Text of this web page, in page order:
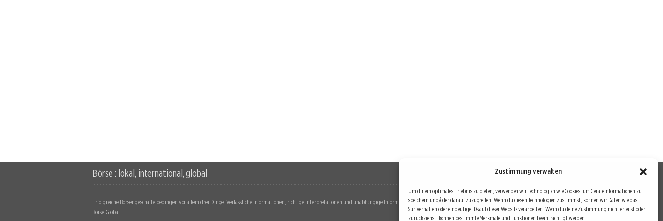
Zustimmung verwalten
Um dir ein optimales Erlebnis zu bieten, verwenden wir Technologien wie Cookies, um Geräteinformationen zu
speichern und/oder darauf zuzugreifen. Wenn du diesen Technologien zustimmst, können wir Daten wie das
Surfverhalten oder eindeutige IDs auf dieser Website verarbeiten. Wenn du deine Zustimmung nicht erteilst oder
zurückziehst, können bestimmte Merkmale und Funktionen beeinträchtigt werden.
Börse : lokal, international, global
Erfolgreiche Börsengeschäfte bedingen vor allem drei Dinge: Verlässliche Informationen, richtige Interpretationen und unabhängige Informationsquellen. Diese drei Bausteine sind auch die redaktionelle Leitlinie von
Börse Global.